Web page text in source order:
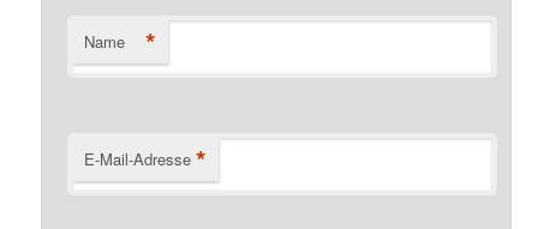
Name *
E-Mail-Adresse *